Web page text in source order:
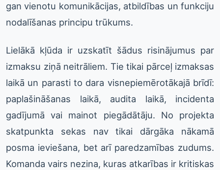
gan vienotu komunikācijas, atbildības un funkciju
nodalīšanas principu trūkums.
Lielākā kļūda ir uzskatīt šādus risinājumus par
izmaksu ziņā neitrāliem. Tie tikai pārceļ izmaksas
laikā un parasti to dara visnepiemērotākajā brīdī:
paplašināšanas laikā, audita laikā, incidenta
gadījumā vai mainot piegādātāju. No projekta
skatpunkta sekas nav tikai dārgāka nākamā
posma ieviešana, bet arī paredzamības zudums.
Komanda vairs nezina, kuras atkarības ir kritiskas